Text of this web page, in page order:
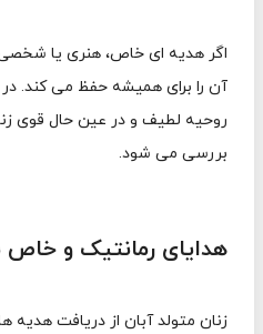
اگر هدیه ای خاص، هنری یا
آن را برای همیشه حفظ می کند. در
روحیه لطیف و در عین حال قوی
بررسی می شود.
هدایای رمانتیک و خاص
زنان متولد آبان از دریافت